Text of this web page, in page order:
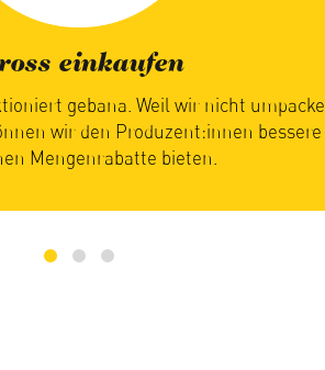
geniessen
Ihre saisonalen Lebensmittel
Reise zu Ihnen sind. Ihre Geduld
so einfach am besten schmecken.